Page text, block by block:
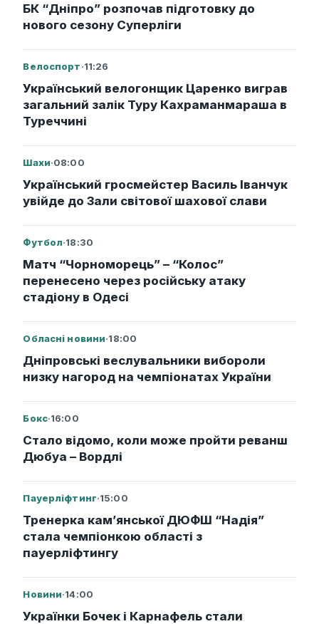
БК “Дніпро” розпочав підготовку до
нового сезону Суперліги
Велоспорт·11:26
Український велогонщик Царенко виграв
загальний залік Туру Кахраманмараша в
Туреччині
Шахи·08:00
Український гросмейстер Василь Іванчук
увійде до Зали світової шахової слави
Футбол·18:30
Матч “Чорноморець” – “Колос”
перенесено через російську атаку
стадіону в Одесі
Обласні новини·18:00
Дніпровські веслувальники вибороли
низку нагород на чемпіонатах України
Бокс·16:00
Стало відомо, коли може пройти реванш
Дюбуа – Вордлі
Пауерліфтинг·15:00
Тренерка кам’янської ДЮФШ “Надія”
стала чемпіонкою області з
пауерліфтингу
Новини·14:00
Українки Бочек і Карнафель стали